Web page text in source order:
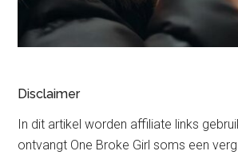
Disclaimer
In dit artikel worden affiliate links
ontvangt One Broke Girl soms een